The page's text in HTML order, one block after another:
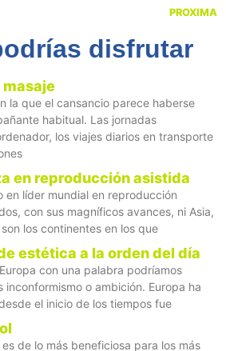
PROXIMA
disfrutar
masaje
la que el cansancio parece haberse
habitual. Las jornadas
los viajes diarios en transporte
en reproducción asistida
en líder mundial en reproducción
con sus magníficos avances, ni Asia,
los continentes en los que
estética a la orden del día
con una palabra podríamos
inconformismo o ambición. Europa ha
el inicio de los tiempos fue
de lo más beneficiosa para los más